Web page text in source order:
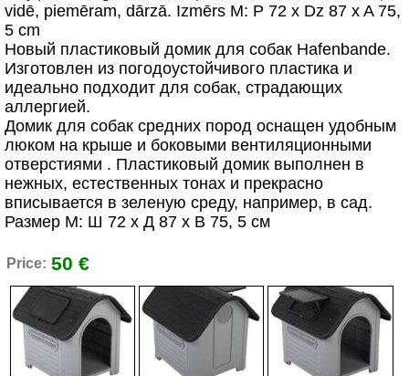
vidē, piemēram, dārzā. Izmērs M: P 72 x Dz 87 x A 75,
5 cm
Новый пластиковый домик для собак Hafenbande.
Изготовлен из погодоустойчивого пластика и
идеально подходит для собак, страдающих
аллергией.
Домик для собак средних пород оснащен удобным
люком на крыше и боковыми вентиляционными
отверстиями . Пластиковый домик выполнен в
нежных, естественных тонах и прекрасно
вписывается в зеленую среду, например, в сад.
Размер M: Ш 72 x Д 87 x В 75, 5 см
Price: 50 €